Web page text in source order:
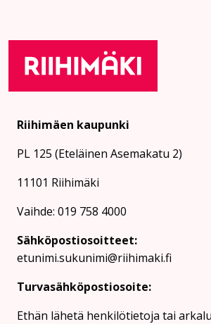
Riihimäen kaupunki
PL 125 (Eteläinen Asemakatu 2)
11101 Riihimäki
Vaihde: 019 758 4000
Sähköpostiosoitteet:
etunimi.sukunimi@riihimaki.fi
Turvasähköpostiosoite:
Ethän lähetä henkilötietoja tai